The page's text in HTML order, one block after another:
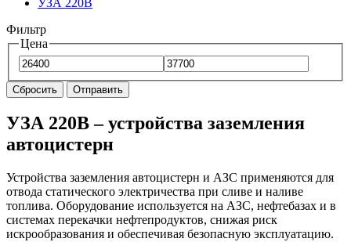
УЗА 220В
Фильтр
Цена
Сбросить Отправить
УЗА 220В – устройства заземления
автоцистерн
Устройства заземления автоцистерн и АЗС применяются для
отвода статического электричества при сливе и наливе
топлива. Оборудование используется на АЗС, нефтебазах и в
системах перекачки нефтепродуктов, снижая риск
искрообразования и обеспечивая безопасную эксплуатацию.